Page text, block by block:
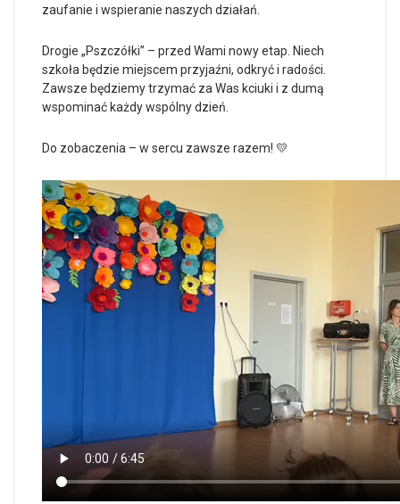
zaufanie i wspieranie naszych działań.
Drogie „Pszczółki” – przed Wami nowy etap. Niech
szkoła będzie miejscem przyjaźni, odkryć i radości.
Zawsze będziemy trzymać za Was kciuki i z dumą
wspominać każdy wspólny dzień.
Do zobaczenia – w sercu zawsze razem! 💛